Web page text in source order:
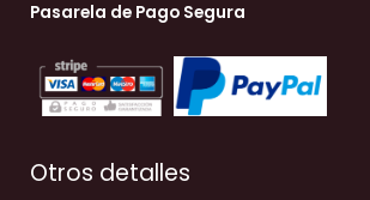
Pasarela de Pago Segura
Otros detalles